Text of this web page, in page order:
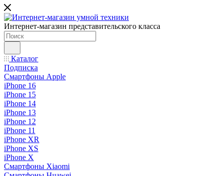
Интернет-магазин представительского класса
Каталог
Подписка
Смартфоны Apple
iPhone 16
iPhone 15
iPhone 14
iPhone 13
iPhone 12
iPhone 11
iPhone XR
iPhone XS
iPhone X
Смартфоны Xiaomi